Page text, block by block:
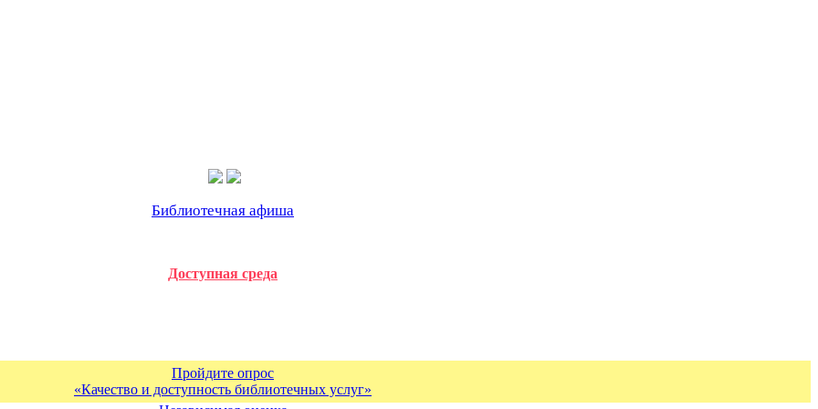
Библиотечная афиша
Доступная среда
Пройдите опрос
«Качество и доступность библиотечных услуг»